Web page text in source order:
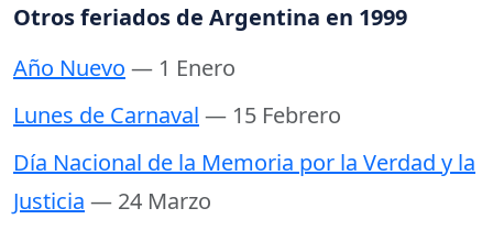
Otros feriados de Argentina en 1999
Año Nuevo — 1 Enero
Lunes de Carnaval — 15 Febrero
Día Nacional de la Memoria por la Verdad y la
Justicia — 24 Marzo